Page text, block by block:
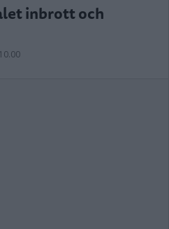
inbrott och